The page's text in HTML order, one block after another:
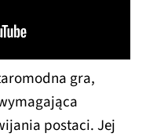
gra,
postaci. Jej